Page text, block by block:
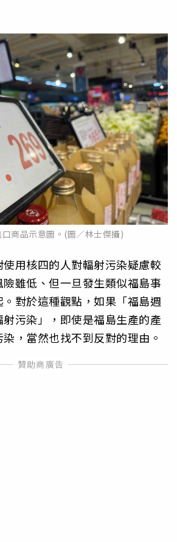
商品示意圖。(圖／林士傑攝)
用核四的人對輻射污染疑慮較
雖低、但一旦發生類似福島事
對於這種觀點，如果「福島週
污染」，即使是福島生產的產
，當然也找不到反對的理由。